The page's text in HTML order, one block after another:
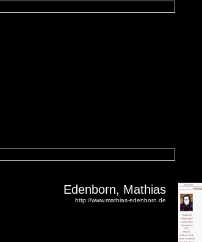
Edenborn, Mathias
http://www.mathias-edenborn.de